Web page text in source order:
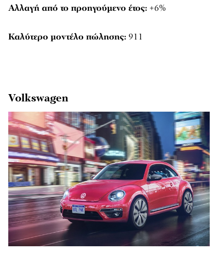
Αλλαγή από το προηγούμενο έτος: +6%
Καλύτερο μοντέλο πώλησης: 911
Volkswagen